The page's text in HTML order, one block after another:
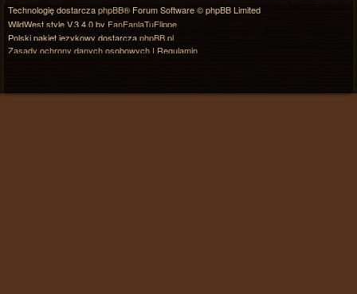
Technologię dostarczaphpBB® Forum Software © phpBB Limited
WildWest style V.3.4.0 by FanFanlaTuFlippe
Polski pakiet językowy dostarczaphpBB.pl
Zasady ochrony danych osobowych | Regulamin